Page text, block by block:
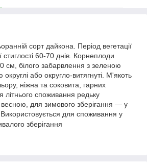
сорт дайкона. Період вегетації
стиглості 60-70 днів. Корнеплоди
см, білого забарвлення з зеленою
або округло-витягнуті. М'якоть
ніжна та соковита, гарних
літнього споживання редьку
для зимового зберігання — у
для споживання у
зберігання